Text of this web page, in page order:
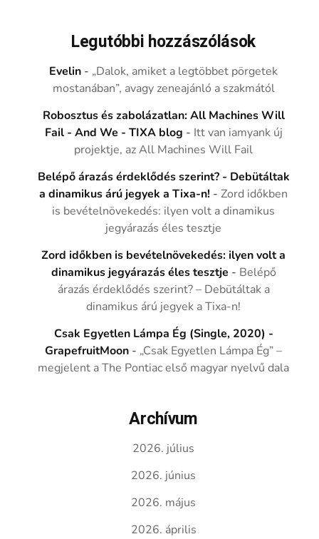
Legutóbbi hozzászólások
Evelin - „Dalok, amiket a legtöbbet pörgetek
mostanában”, avagy zeneajánló a szakmától
Robosztus és zabolázatlan: All Machines Will
Fail - And We - TIXA blog - Itt van iamyank új
projektje, az All Machines Will Fail
Belépő árazás érdeklődés szerint? - Debütáltak
a dinamikus árú jegyek a Tixa-n! -Zord időkben
is bevételnövekedés: ilyen volt a dinamikus
jegyárazás éles tesztje
Zord időkben is bevételnövekedés: ilyen volt a
dinamikus jegyárazás éles tesztje - Belépő
árazás érdeklődés szerint? – Debütáltak a
dinamikus árú jegyek a Tixa-n!
Csak Egyetlen Lámpa Ég (Single, 2020) -
GrapefruitMoon - „Csak Egyetlen Lámpa Ég” –
megjelent a The Pontiac első magyar nyelvű dala
Archívum
2026. július
2026. június
2026. május
2026. április